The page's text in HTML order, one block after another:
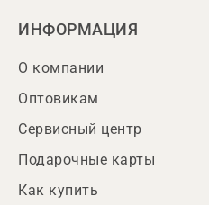
ИНФОРМАЦИЯ
О компании
Оптовикам
Сервисный центр
Подарочные карты
Как купить